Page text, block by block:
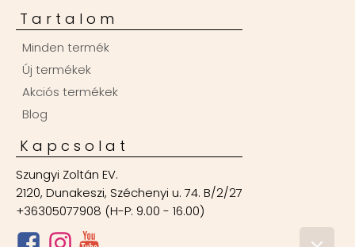
Tartalom
Minden termék
Új termékek
Akciós termékek
Blog
Kapcsolat
Szungyi Zoltán EV.
2120, Dunakeszi, Széchenyi u. 74. B/2/27
+36305077908 (H-P: 9.00 - 16.00)